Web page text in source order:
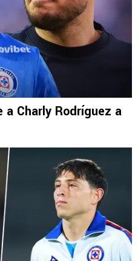
Charly Rodríguez a